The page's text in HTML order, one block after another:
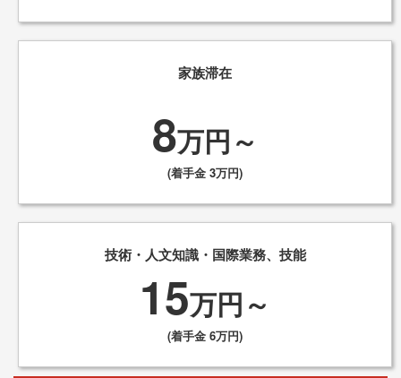
家族滞在
8万円～
(着手金 3万円)
技術・人文知識・国際業務、技能
15万円～
(着手金 6万円)